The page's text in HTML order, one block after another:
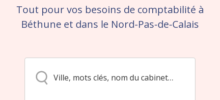
Tout pour vos besoins de comptabilité à
Béthune et dans le Nord-Pas-de-Calais